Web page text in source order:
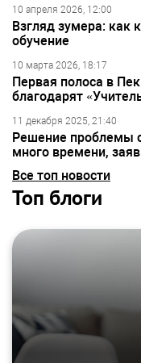
10 апреля 2026, 12:00
Взгляд зумера: как
обучение
10 марта 2026, 18:17
Первая полоса в
благодарят
11 декабря 2025, 21:40
Решение проблемы
много времени,
Все топ новости
Топ блоги